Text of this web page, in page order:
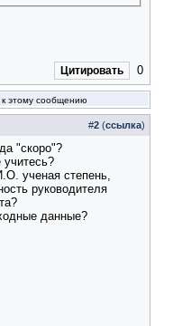
Цитировать 0
этому сообщению
#2 (ссылка)
"скоро"?
учитесь?
ученая степень,
руководителя
данные?